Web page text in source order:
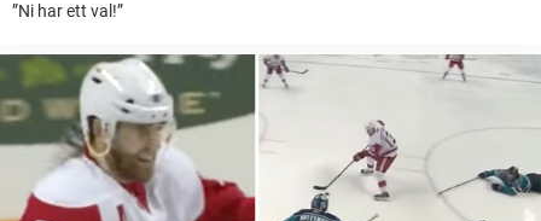
”Ni har ett val!”